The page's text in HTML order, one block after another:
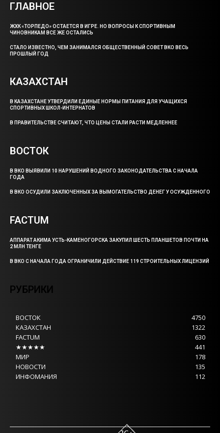
ГЛАВНОЕ
ЖХК «ТОРПЕДО» ОСТАЕТСЯ В ИГРЕ. НО ВОПРОСЫ К СПОРТИВНЫМ
ЧИНОВНИКАМ ВСЕ ЖЕ ОСТАЛИСЬ
СТАЛО ИЗВЕСТНО, ЧЕМ ЗАНИМАЛСЯ ОБЩЕСТВЕННЫЙ СОВЕТ ВКО ВЕСЬ
ПРОШЛЫЙ ГОД
КАЗАХСТАН
В КАЗАХСТАНЕ УТВЕРДИЛИ ЕДИНЫЕ НОРМЫ ПИТАНИЯ ДЛЯ УЧАЩИХСЯ
СПОРТИВНЫХ ШКОЛ-ИНТЕРНАТОВ
В ПРАВИТЕЛЬСТВЕ СЧИТАЮТ, ЧТО ЦЕНЫ СТАЛИ РАСТИ МЕДЛЕННЕЕ
ВОСТОК
В ВКО ВЫЯВИЛИ 10 НАРУШЕНИЙ ВОДНОГО ЗАКОНОДАТЕЛЬСТВА С НАЧАЛА
ГОДА
В ВКО ОСУДИЛИ ЗАКЛЮЧЕННЫХ ЗА ВЫМОГАТЕЛЬСТВО ДЕНЕГ У ОСУЖДЕННОГО
FACTUM
АППАРАТ АКИМА УСТЬ-КАМЕНОГОРСКА ЗАКУПИЛ ШЕСТЬ ПЛАНШЕТОВ ПОЧТИ НА
2 МЛН ТЕНГЕ
В ВКО С НАЧАЛА ГОДА ОГРАНИЧИЛИ ДЕЙСТВИЕ 119 СТРОИТЕЛЬНЫХ ЛИЦЕНЗИЙ
РУБРИКИ
ВОСТОК
4750
КАЗАХСТАН
1322
FACTUM
630
★★★★★
441
МИР
178
НОВОСТИ
135
ИНФОМАНИЯ
112